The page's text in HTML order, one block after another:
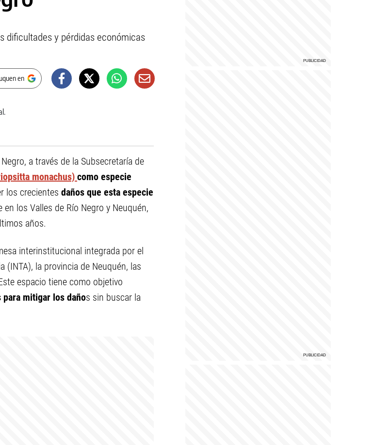
dificultades y pérdidas económicas
en
a través de la Subsecretaría de
monachus) como especie
los crecientes daños que esta especie
en los Valles de Río Negro y Neuquén,
años.
interinstitucional integrada por el
la provincia de Neuquén, las
espacio tiene como objetivo
mitigar los daños sin buscar la